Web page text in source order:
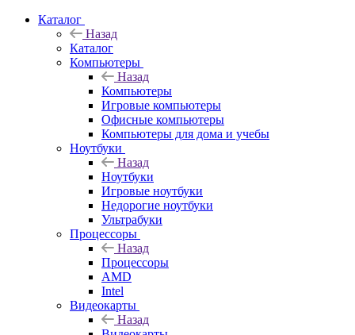
Каталог
Назад
Каталог
Компьютеры
Назад
Компьютеры
Игровые компьютеры
Офисные компьютеры
Компьютеры для дома и учебы
Ноутбуки
Назад
Ноутбуки
Игровые ноутбуки
Недорогие ноутбуки
Ультрабуки
Процессоры
Назад
Процессоры
AMD
Intel
Видеокарты
Назад